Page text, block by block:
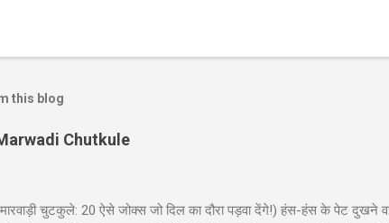
this blog
Chutkule
मारवाड़ी चुटकुले: 20 ऐसे जोक्स जो दिल का दौरा पड़वा देंगे!) हंस-हंस के पेट दुखने